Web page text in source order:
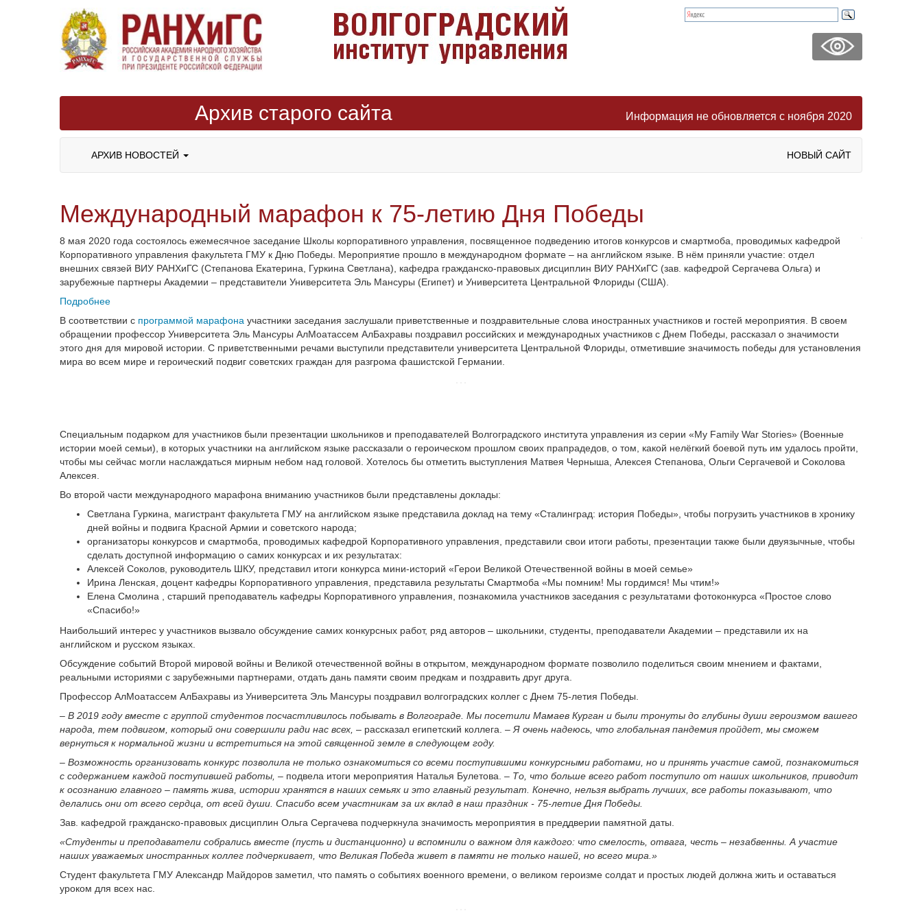
Архив старого сайта Информация не обновляется с ноября 2020
АРХИВ НОВОСТЕЙ НОВЫЙ САЙТ
Международный марафон к 75-летию Дня Победы
8 мая 2020 года состоялось ежемесячное заседание Школы корпоративного управления, посвященное подведению итогов конкурсов и смартмоба, проводимых кафедрой
Корпоративного управления факультета ГМУ к Дню Победы. Мероприятие прошло в международном формате – на английском языке. В нём приняли участие: отдел
внешних связей ВИУ РАНХиГС (Степанова Екатерина, Гуркина Светлана), кафедра гражданско-правовых дисциплин ВИУ РАНХиГС (зав. кафедрой Сергачева Ольга) и
зарубежные партнеры Академии – представители Университета Эль Мансуры (Египет) и Университета Центральной Флориды (США).
Подробнее
В соответствии с программой марафона участники заседания заслушали приветственные и поздравительные слова иностранных участников и гостей мероприятия. В своем
обращении профессор Университета Эль Мансуры АлМоатассем АлБахравы поздравил российских и международных участников с Днем Победы, рассказал о значимости
этого дня для мировой истории. С приветственными речами выступили представители университета Центральной Флориды, отметившие значимость победы для установления
мира во всем мире и героический подвиг советских граждан для разгрома фашистской Германии.
Специальным подарком для участников были презентации школьников и преподавателей Волгоградского института управления из серии «My Family War Stories» (Военные
истории моей семьи), в которых участники на английском языке рассказали о героическом прошлом своих прапрадедов, о том, какой нелёгкий боевой путь им удалось пройти,
чтобы мы сейчас могли наслаждаться мирным небом над головой. Хотелось бы отметить выступления Матвея Черныша, Алексея Степанова, Ольги Сергачевой и Соколова
Алексея.
Во второй части международного марафона вниманию участников были представлены доклады:
Светлана Гуркина, магистрант факультета ГМУ на английском языке представила доклад на тему «Сталинград: история Победы», чтобы погрузить участников в хронику
дней войны и подвига Красной Армии и советского народа;
организаторы конкурсов и смартмоба, проводимых кафедрой Корпоративного управления, представили свои итоги работы, презентации также были двуязычные, чтобы
сделать доступной информацию о самих конкурсах и их результатах:
Алексей Соколов, руководитель ШКУ, представил итоги конкурса мини-историй «Герои Великой Отечественной войны в моей семье»
Ирина Ленская, доцент кафедры Корпоративного управления, представила результаты Смартмоба «Мы помним! Мы гордимся! Мы чтим!»
Елена Смолина , старший преподаватель кафедры Корпоративного управления, познакомила участников заседания с результатами фотоконкурса «Простое слово
«Спасибо!»
Наибольший интерес у участников вызвало обсуждение самих конкурсных работ, ряд авторов – школьники, студенты, преподаватели Академии – представили их на
английском и русском языках.
Обсуждение событий Второй мировой войны и Великой отечественной войны в открытом, международном формате позволило поделиться своим мнением и фактами,
реальными историями с зарубежными партнерами, отдать дань памяти своим предкам и поздравить друг друга.
Профессор АлМоатассем АлБахравы из Университета Эль Мансуры поздравил волгоградских коллег с Днем 75-летия Победы.
– В 2019 году вместе с группой студентов посчастливилось побывать в Волгограде. Мы посетили Мамаев Курган и были тронуты до глубины души героизмом вашего
народа, тем подвигом, который они совершили ради нас всех, – рассказал египетский коллега. – Я очень надеюсь, что глобальная пандемия пройдет, мы сможем
вернуться к нормальной жизни и встретиться на этой священной земле в следующем году.
– Возможность организовать конкурс позволила не только ознакомиться со всеми поступившими конкурсными работами, но и принять участие самой, познакомиться
с содержанием каждой поступившей работы, – подвела итоги мероприятия Наталья Булетова. – То, что больше всего работ поступило от наших школьников, приводит
к осознанию главного – память жива, истории хранятся в наших семьях и это главный результат. Конечно, нельзя выбрать лучших, все работы показывают, что
делались они от всего сердца, от всей души. Спасибо всем участникам за их вклад в наш праздник - 75-летие Дня Победы.
Зав. кафедрой гражданско-правовых дисциплин Ольга Сергачева подчеркнула значимость мероприятия в преддверии памятной даты.
«Студенты и преподаватели собрались вместе (пусть и дистанционно) и вспомнили о важном для каждого: что смелость, отвага, честь – незабвенны. А участие
наших уважаемых иностранных коллег подчеркивает, что Великая Победа живет в памяти не только нашей, но всего мира.»
Студент факультета ГМУ Александр Майдоров заметил, что память о событиях военного времени, о великом героизме солдат и простых людей должна жить и оставаться
уроком для всех нас.